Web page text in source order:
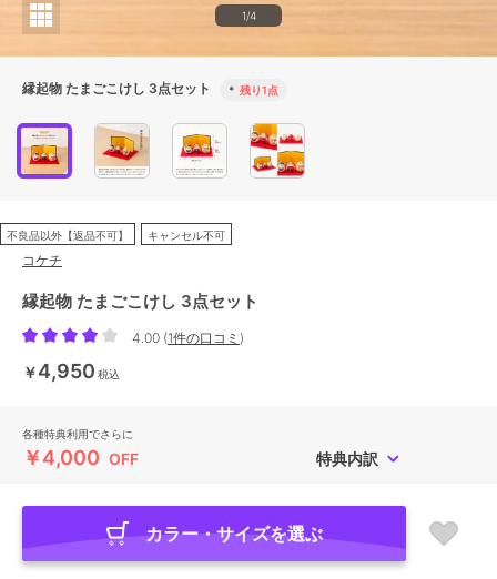
1/4
縁起物 たまごこけし 3点セット * 残り1点
不良品以外【返品不可】 キャンセル不可
コケチ
縁起物 たまごこけし 3点セット
4.00 (1件の口コミ )
￥4,950 税込
各種特典利用でさらに
￥4,000 OFF 特典内訳
カラー・サイズを選ぶ